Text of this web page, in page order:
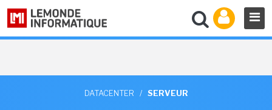
DATACENTER / SERVEUR